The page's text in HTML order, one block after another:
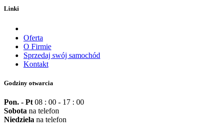
Linki
Oferta
O Firmie
Sprzedaj swój samochód
Kontakt
Godziny otwarcia
Pon. - Pt 08 : 00 - 17 : 00
Sobota na telefon
Niedziela na telefon